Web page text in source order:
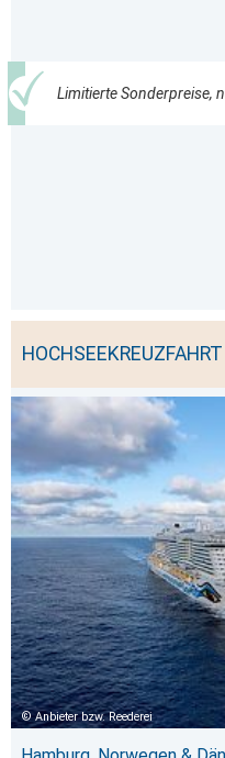
Limitierte Sonderpreise,
HOCHSEEKREUZFAHRT
Anbieter bzw. Reederei